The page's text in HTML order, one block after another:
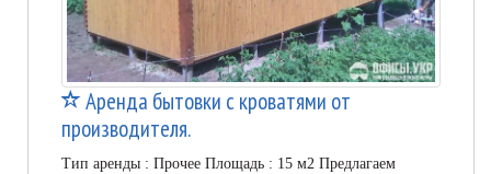
Аренда бытовки с кроватями от
производителя.
Тип аренды : Прочее Площадь : 15 м2 Предлагаем